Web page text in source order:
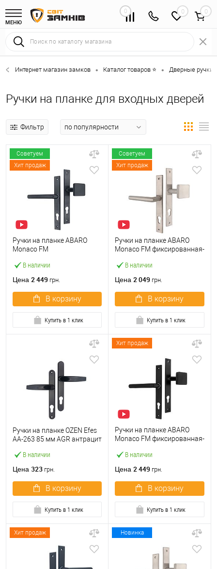
МЕНЮ
0 0
Интернет магазин замков • Каталог товаров ⭐ • Дверные ручки
Ручки на планке для входных дверей
Фильтр
Советуем
Хит продаж
В наличии
Ручки на планке ABARO
Monaco FM
антрацит
Цена 2 449 грн.
В корзину
Купить в 1 клик
Советуем
Хит продаж
В наличии
Ручки на планке ABARO
Monaco FM фиксированная-
сталь
Цена 2 049 грн.
В корзину
Купить в 1 клик
В наличии
Ручки на планке OZEN Efes
AA-263 85 мм AGR антрацит
Цена 323 грн.
В корзину
Купить в 1 клик
Хит продаж
В наличии
Ручки на планке ABARO
Monaco FM фиксированная-
Цена 2 449 грн.
В корзину
Купить в 1 клик
Хит продаж Новинка